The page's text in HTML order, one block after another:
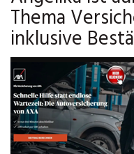
Thema
inklusive